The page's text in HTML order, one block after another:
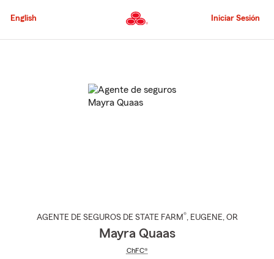
al
principal
English Iniciar Sesión
AGENTE DE SEGUROS DE STATE FARM®, EUGENE, OR
Mayra Quaas
ChFC®